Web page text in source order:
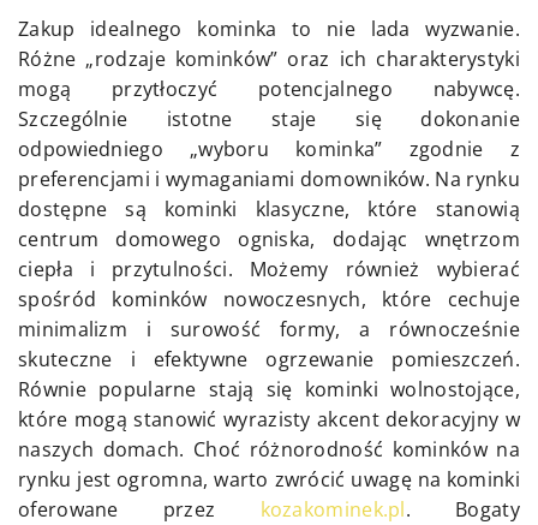
Zakup idealnego kominka to nie lada wyzwanie.
Różne „rodzaje kominków” oraz ich charakterystyki
mogą przytłoczyć potencjalnego nabywcę.
Szczególnie istotne staje się dokonanie
odpowiedniego „wyboru kominka” zgodnie z
preferencjami i wymaganiami domowników. Na rynku
dostępne są kominki klasyczne, które stanowią
centrum domowego ogniska, dodając wnętrzom
ciepła i przytulności. Możemy również wybierać
spośród kominków nowoczesnych, które cechuje
minimalizm i surowość formy, a równocześnie
skuteczne i efektywne ogrzewanie pomieszczeń.
Równie popularne stają się kominki wolnostojące,
które mogą stanowić wyrazisty akcent dekoracyjny w
naszych domach. Choć różnorodność kominków na
rynku jest ogromna, warto zwrócić uwagę na kominki
oferowane przez kozakominek.pl. Bogaty